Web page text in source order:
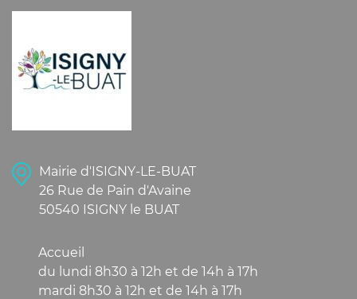
Mairie d'ISIGNY-LE-BUAT
26 Rue de Pain d'Avaine
50540 ISIGNY le BUAT
Accueil
du lundi 8h30 à 12h et de 14h à 17h
mardi 8h30 à 12h et de 14h à 17h